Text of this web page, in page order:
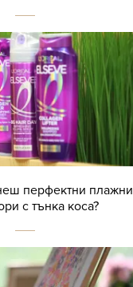
перфектни плажни
с тънка коса?